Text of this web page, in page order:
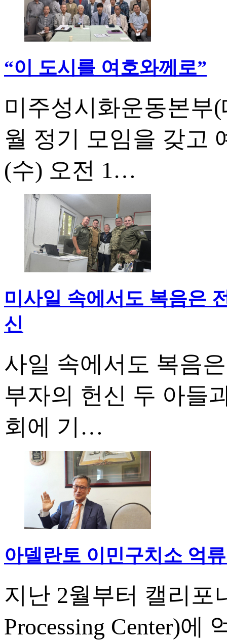
“이 도시를 여호와께로”
미주성시화운동본부
월 정기 모임을 갖고
(수) 오전 1…
미사일 속에서도 복음은
신
사일 속에서도 복음
부자의 헌신 두 아들
회에 기…
아델란토 이민구치소 억
지난 2월부터 캘리포
Processing Center)